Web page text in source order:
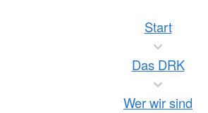
Start
Das DRK
Wer wir sind